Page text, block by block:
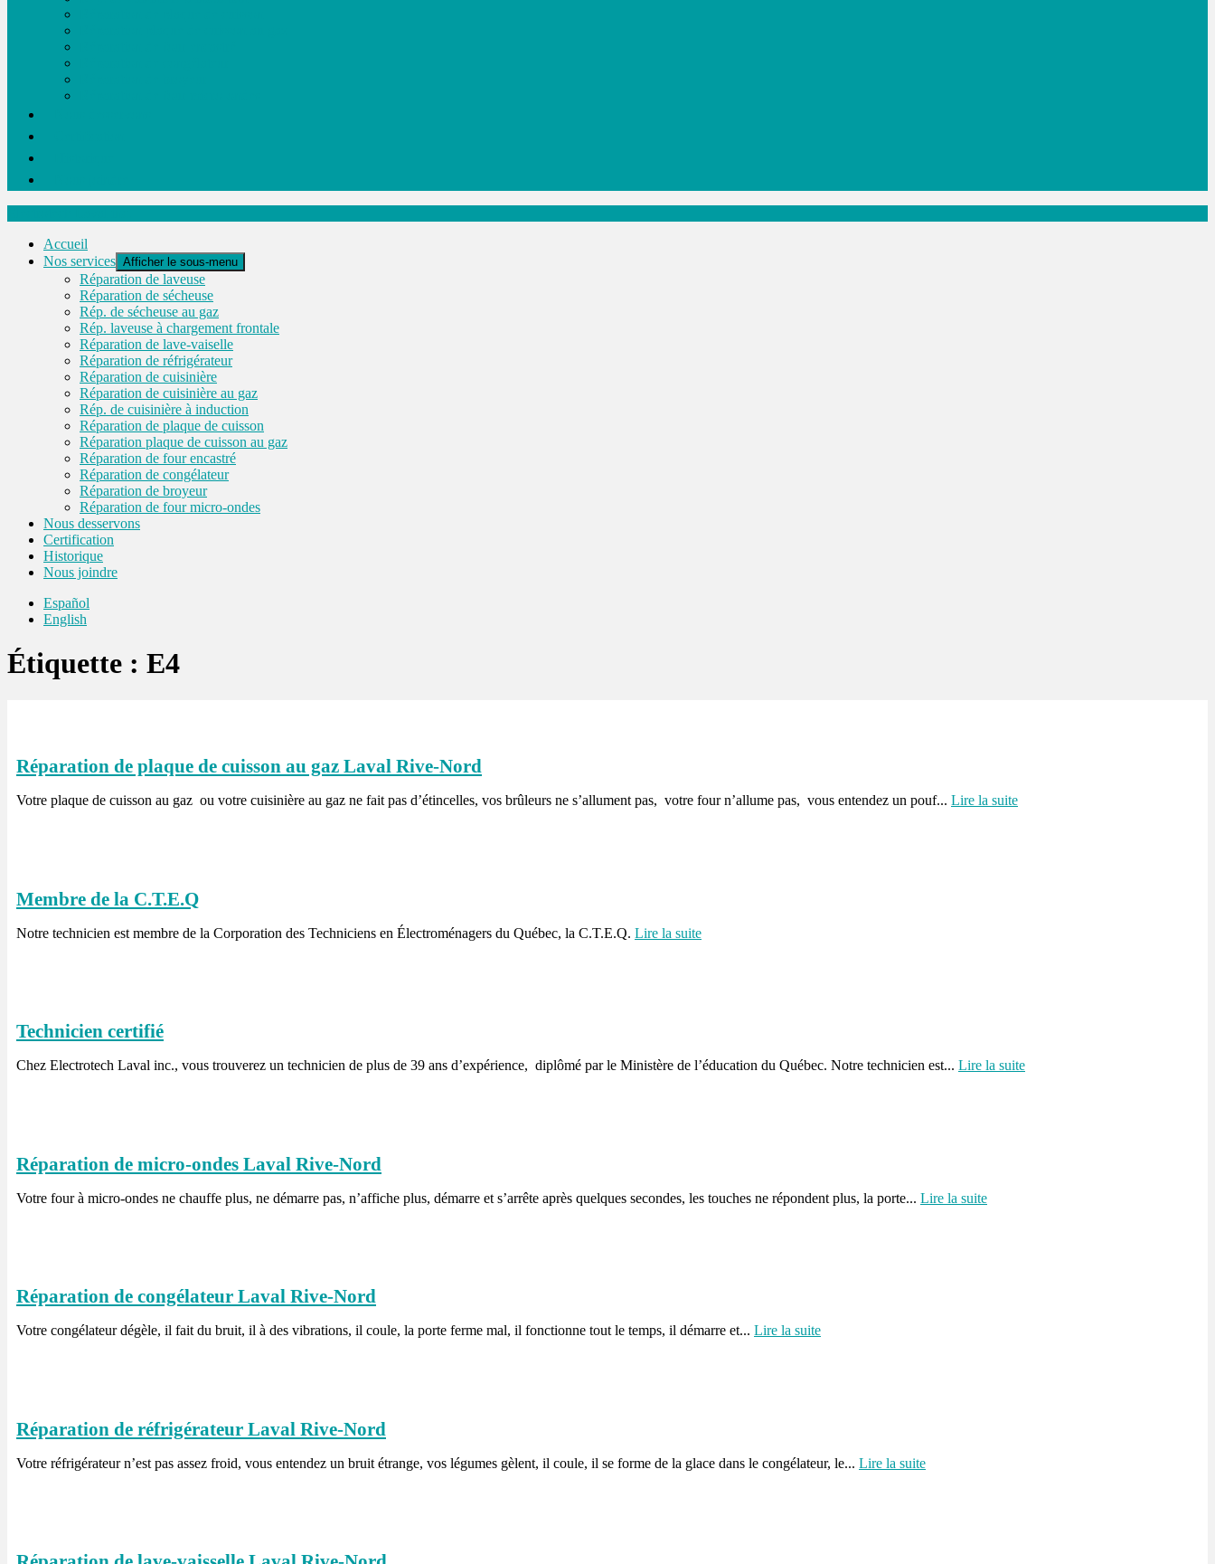
Accueil
Nos services Afficher le sous-menu
Réparation de laveuse
Réparation de sécheuse
Rép. de sécheuse au gaz
Rép. laveuse à chargement frontale
Réparation de lave-vaiselle
Réparation de réfrigérateur
Réparation de cuisinière
Réparation de cuisinière au gaz
Rép. de cuisinière à induction
Réparation de plaque de cuisson
Réparation plaque de cuisson au gaz
Réparation de four encastré
Réparation de congélateur
Réparation de broyeur
Réparation de four micro-ondes
Nous desservons
Certification
Historique
Nous joindre
Español
English
Étiquette : E4
Réparation de plaque de cuisson au gaz Laval Rive-Nord
Votre plaque de cuisson au gaz ou votre cuisinière au gaz ne fait pas d’étincelles, vos brûleurs ne s’allument pas, votre four n’allume pas, vous entendez un pouf... Lire la suite
Membre de la C.T.E.Q
Notre technicien est membre de la Corporation des Techniciens en Électroménagers du Québec, la C.T.E.Q. Lire la suite
Technicien certifié
Chez Electrotech Laval inc., vous trouverez un technicien de plus de 39 ans d’expérience, diplômé par le Ministère de l’éducation du Québec. Notre technicien est... Lire la suite
Réparation de micro-ondes Laval Rive-Nord
Votre four à micro-ondes ne chauffe plus, ne démarre pas, n’affiche plus, démarre et s’arrête après quelques secondes, les touches ne répondent plus, la porte... Lire la suite
Réparation de congélateur Laval Rive-Nord
Votre congélateur dégèle, il fait du bruit, il à des vibrations, il coule, la porte ferme mal, il fonctionne tout le temps, il démarre et... Lire la suite
Réparation de réfrigérateur Laval Rive-Nord
Votre réfrigérateur n’est pas assez froid, vous entendez un bruit étrange, vos légumes gèlent, il coule, il se forme de la glace dans le congélateur, le... Lire la suite